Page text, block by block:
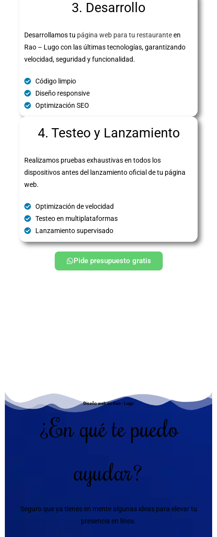
3. Desarrollo
Desarrollamos tu página web para tu restauranteen
Rao – Lugo con las últimas tecnologías, garantizando
velocidad, seguridad y funcionalidad.
Código limpio
Diseño responsive
Optimización SEO
4. Testeo y Lanzamiento
Realizamos pruebas exhaustivas en todos los
dispositivos antes del lanzamiento oficial de tu página
web.
Optimización de velocidad
Testeo en multiplataformas
Lanzamiento supervisado
Pide presupuesto gratis
Diseño web en Rao - Lugo
¿En qué te puedo
ayudar?
Seguro que ya tienes en mente algunas ideas para elevar tu
presencia en línea.